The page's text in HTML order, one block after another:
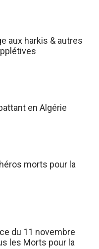
aux harkis & autres
en Algérie
morts pour la
du 11 novembre
les Morts pour la